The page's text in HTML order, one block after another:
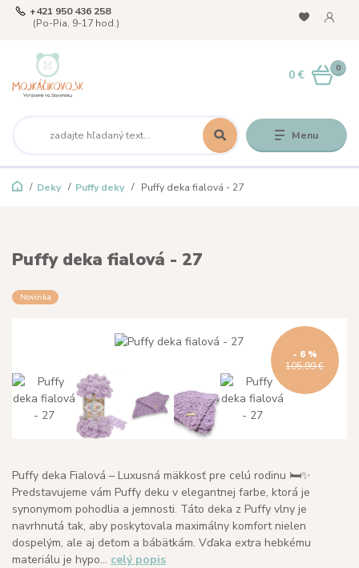
Menu
+421 950 436 258
(Po-Pia, 9-17 hod.)
0
0 €
Deky Puffy deky Puffy deka fialová - 27
Puffy deka fialová - 27
Novinka
105,99 €
- 6 %
Puffy deka Fialová – Luxusná mäkkosť pre celú rodinu 🛏️✨
Predstavujeme vám Puffy deku v elegantnej farbe, ktorá je
synonymom pohodlia a jemnosti. Táto deka z Puffy vlny je
navrhnutá tak, aby poskytovala maximálny komfort nielen
dospelým, ale aj deťom a bábätkám. Vďaka extra hebkému
materiálu je hypo... celý popis